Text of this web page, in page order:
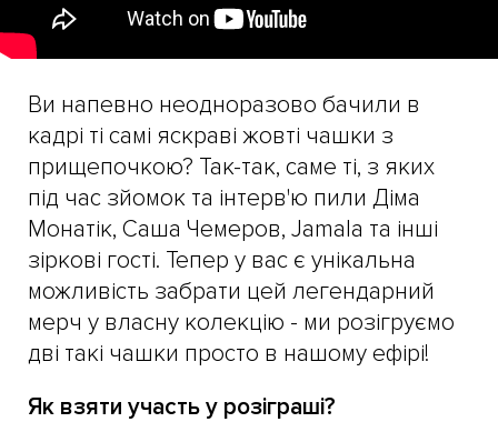
Ви напевно неодноразово бачили в
кадрі ті самі яскраві жовті чашки з
прищепочкою? Так-так, саме ті, з яких
під час зйомок та інтерв'ю пили Діма
Монатік, Саша Чемеров, Jamala та інші
зіркові гості. Тепер у вас є унікальна
можливість забрати цей легендарний
мерч у власну колекцію - ми розігруємо
дві такі чашки просто в нашому ефірі!
Як взяти участь у розіграші?